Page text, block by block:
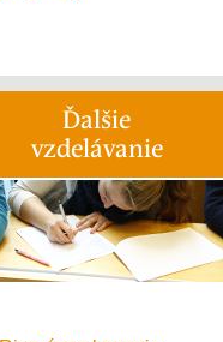
Ďalšie
vzdelávanie